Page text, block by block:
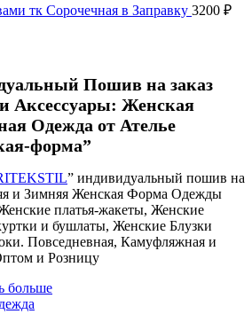
тк Сорочечная в Заправку 3200 ₽
Пошив на заказ
Аксессуары: Женская
Одежда от Ателье
форма”
” индивидуальный пошив на
и Зимняя Женская Форма Одежды
платья-жакеты, Женские
и бушлаты, Женские Блузки
Повседневная, Камуфляжная и
и Розницу
больше